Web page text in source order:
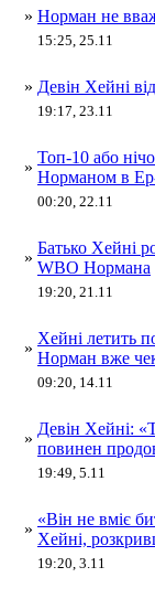
» Норман не
15:25, 25.11
» Девін Хейні
19:17, 23.11
»
Топ-10 або
Норманом в Ер-
00:20, 22.11
»
Батько Хейні
WBO Нормана
19:20, 21.11
»
Хейні летить
Норман вже
09:20, 14.11
»
Девін Хейні:
повинен
19:49, 5.11
»
«Він не вміє
Хейні,
19:20, 3.11